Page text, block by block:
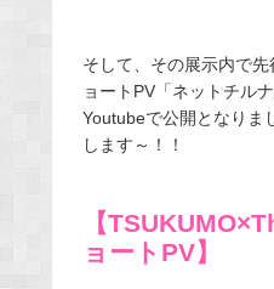
そして、その展示内で
ョートPV「ネットチル
Youtubeで公開となりま
します～！！
【
ョートPV】